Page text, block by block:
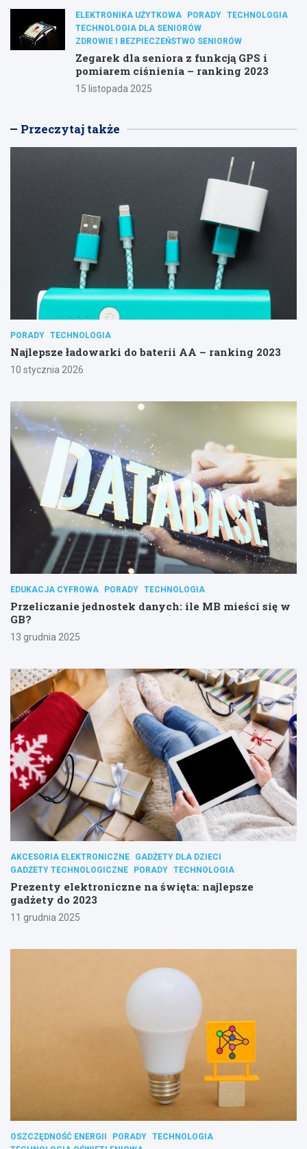
ELEKTRONIKA UŻYTKOWA PORADY TECHNOLOGIA
TECHNOLOGIA DLA SENIORÓW
ZDROWIE I BEZPIECZEŃSTWO SENIORÓW
Zegarek dla seniora z funkcją GPS i
pomiarem ciśnienia – ranking 2023
15 listopada 2025
Przeczytaj także
PORADY TECHNOLOGIA
Najlepsze ładowarki do baterii AA – ranking 2023
10 stycznia 2026
EDUKACJA CYFROWA PORADY TECHNOLOGIA
Przeliczanie jednostek danych: ile MB mieści się w
GB?
13 grudnia 2025
AKCESORIA ELEKTRONICZNE
GADŻETY DLA DZIECI
GADŻETY TECHNOLOGICZNE
PORADY TECHNOLOGIA
Prezenty elektroniczne na święta: najlepsze
gadżety do 2023
11 grudnia 2025
OSZCZĘDNOŚĆ ENERGII PORADY TECHNOLOGIA